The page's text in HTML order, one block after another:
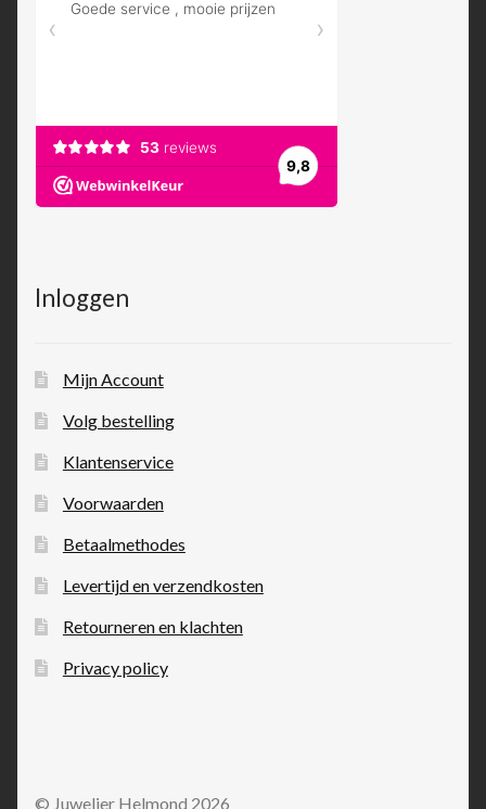
Inloggen
Mijn Account
Volg bestelling
Klantenservice
Voorwaarden
Betaalmethodes
Levertijd en verzendkosten
Retourneren en klachten
Privacy policy
© Juwelier Helmond 2026